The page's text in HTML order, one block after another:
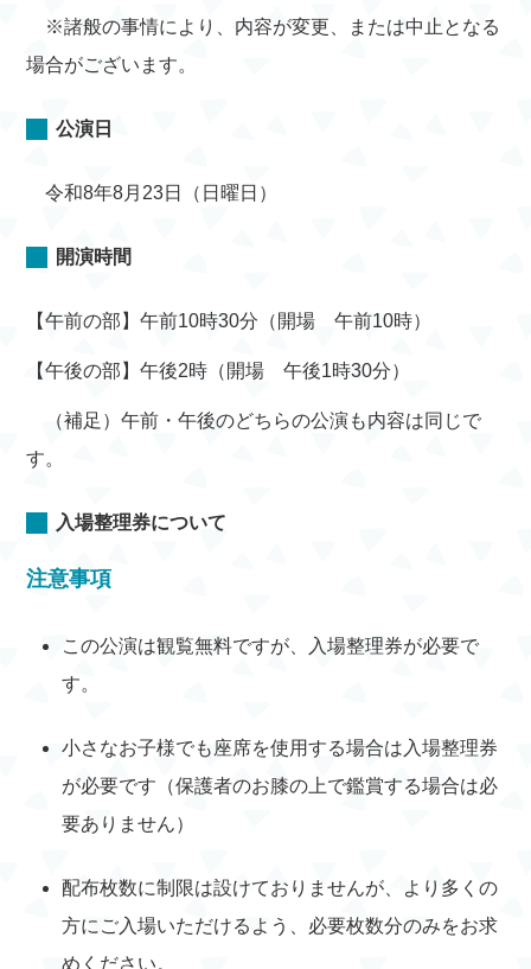
※諸般の事情により、内容が変更、または中止となる
場合がございます。
公演日
令和8年8月23日（日曜日）
開演時間
【午前の部】午前10時30分（開場 午前10時）
【午後の部】午後2時（開場 午後1時30分）
（補足）午前・午後のどちらの公演も内容は同じで
す。
入場整理券について
注意事項
この公演は観覧無料ですが、入場整理券が必要で
す。
小さなお子様でも座席を使用する場合は入場整理券
が必要です（保護者のお膝の上で鑑賞する場合は必
要ありません）
配布枚数に制限は設けておりませんが、より多くの
方にご入場いただけるよう、必要枚数分のみをお求
めください。